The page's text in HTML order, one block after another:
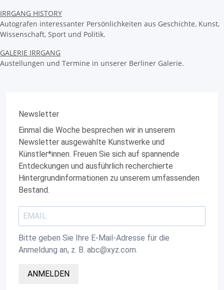
IRRGANG HISTORY
Autografen interessanter Persönlichkeiten aus Geschichte, Kunst,
Wissenschaft, Sport und Politik.
GALERIE IRRGANG
Austellungen und Termine in unserer Berliner Galerie.
Newsletter
Einmal die Woche besprechen wir in unserem
Newsletter ausgewählte Kunstwerke und
Künstler*innen. Freuen Sie sich auf spannende
Entdeckungen und ausführlich recherchierte
Hintergrundinformationen zu unserem umfassenden
Bestand.
Bitte geben Sie Ihre E-Mail-Adresse für die
Anmeldung an, z. B. abc@xyz.com.
ANMELDEN